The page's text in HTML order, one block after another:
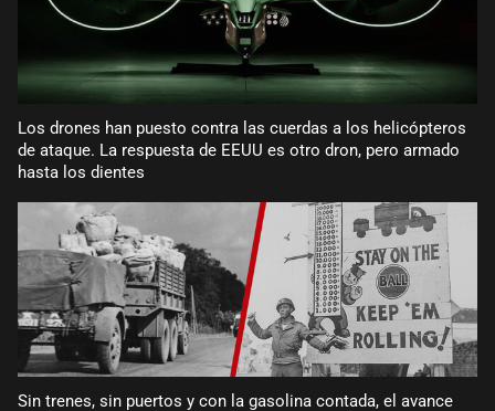
Los drones han puesto contra las cuerdas a los helicópteros
de ataque. La respuesta de EEUU es otro dron, pero armado
hasta los dientes
Sin trenes, sin puertos y con la gasolina contada, el avance